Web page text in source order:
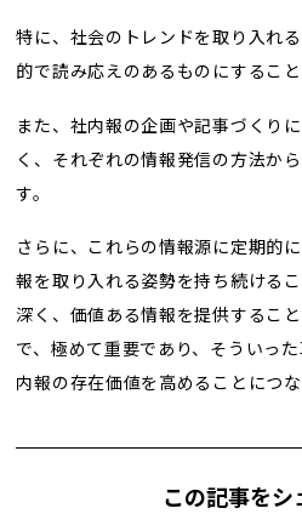
特に、社会のトレンドを取り入れ
的で読み応えのあるものにすること
また、社内報の企画や記事づくり
く、それぞれの情報発信の方法か
す。
さらに、これらの情報源に定期的
報を取り入れる姿勢を持ち続ける
深く、価値ある情報を提供するこ
で、極めて重要であり、そういっ
内報の存在価値を高めることにつな
この記事をシ